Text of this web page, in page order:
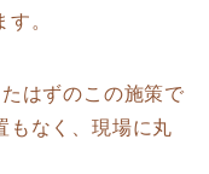
。
はずのこの施策で
もなく、現場に丸